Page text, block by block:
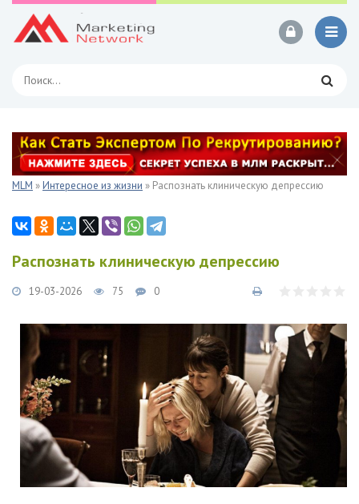
MLM »Интересное из жизни » Распознать клиническую депрессию
Распознать клиническую депрессию
19-03-2026 75 0